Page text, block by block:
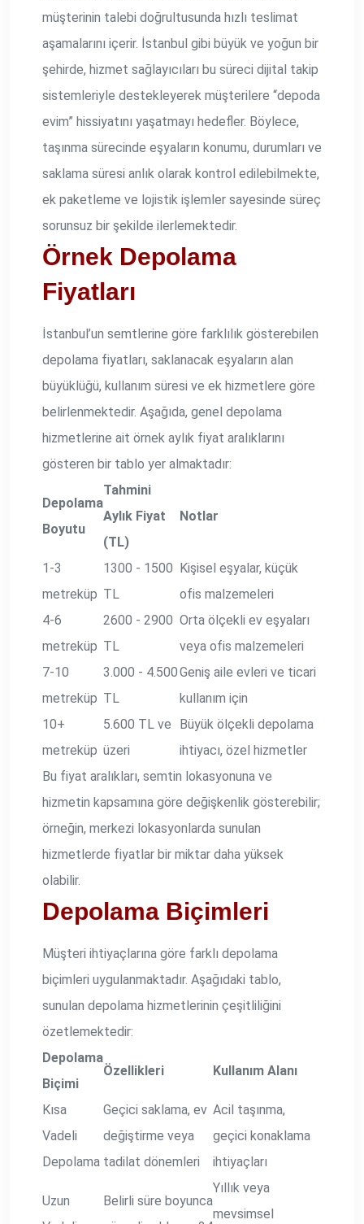
müşterinin talebi doğrultusunda hızlı teslimat
aşamalarını içerir. İstanbul gibi büyük ve yoğun bir
şehirde, hizmet sağlayıcıları bu süreci dijital takip
sistemleriyle destekleyerek müşterilere “depoda
evim” hissiyatını yaşatmayı hedefler. Böylece,
taşınma sürecinde eşyaların konumu, durumları ve
saklama süresi anlık olarak kontrol edilebilmekte,
ek paketleme ve lojistik işlemler sayesinde süreç
sorunsuz bir şekilde ilerlemektedir.
Örnek Depolama
Fiyatları
İstanbul’un semtlerine göre farklılık gösterebilen
depolama fiyatları, saklanacak eşyaların alan
büyüklüğü, kullanım süresi ve ek hizmetlere göre
belirlenmektedir. Aşağıda, genel depolama
hizmetlerine ait örnek aylık fiyat aralıklarını
gösteren bir tablo yer almaktadır:
Depolama
Boyutu
Tahmini
Aylık Fiyat
(TL)
Notlar
1-3
metreküp
1300 - 1500
TL
Kişisel eşyalar, küçük
ofis malzemeleri
4-6
metreküp
2600 - 2900
TL
Orta ölçekli ev eşyaları
veya ofis malzemeleri
7-10
metreküp
3.000 - 4.500
TL
Geniş aile evleri ve ticari
kullanım için
10+
metreküp
5.600 TL ve
üzeri
Büyük ölçekli depolama
ihtiyacı, özel hizmetler
Bu fiyat aralıkları, semtin lokasyonuna ve
hizmetin kapsamına göre değişkenlik gösterebilir;
örneğin, merkezi lokasyonlarda sunulan
hizmetlerde fiyatlar bir miktar daha yüksek
olabilir.
Depolama Biçimleri
Müşteri ihtiyaçlarına göre farklı depolama
biçimleri uygulanmaktadır. Aşağıdaki tablo,
sunulan depolama hizmetlerinin çeşitliliğini
özetlemektedir:
Depolama
Biçimi
Özellikleri Kullanım Alanı
Kısa
Vadeli
Depolama
Geçici saklama, ev
değiştirme veya
tadilat dönemleri
Acil taşınma,
geçici konaklama
ihtiyaçları
Uzun
Belirli süre boyunca
Yıllık veya
mevsimsel